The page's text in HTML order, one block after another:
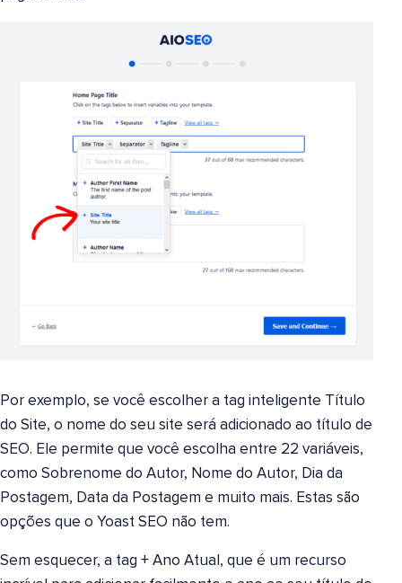
Por exemplo, se você escolher a tag inteligente Título
do Site, o nome do seu site será adicionado ao título de
SEO. Ele permite que você escolha entre 22 variáveis,
como Sobrenome do Autor, Nome do Autor, Dia da
Postagem, Data da Postagem e muito mais. Estas são
opções que o Yoast SEO não tem.
Sem esquecer, a tag + Ano Atual, que é um recurso